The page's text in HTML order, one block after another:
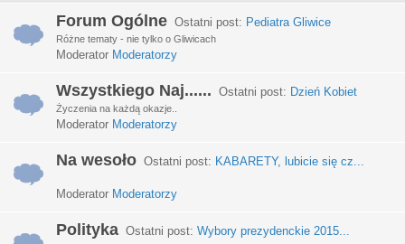
Forum Ogólne Ostatni post: Pediatra Gliwice
Różne tematy - nie tylko o Gliwicach
Moderator Moderatorzy
Wszystkiego Naj...... Ostatni post: Dzień Kobiet
Życzenia na każdą okazje..
Moderator Moderatorzy
Na wesoło Ostatni post: KABARETY, lubicie się cz...
Moderator Moderatorzy
Polityka Ostatni post: Wybory prezydenckie 2015...